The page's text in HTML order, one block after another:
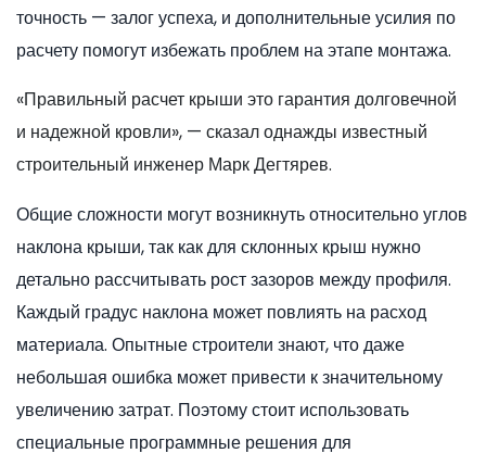
точность — залог успеха, и дополнительные усилия по
расчету помогут избежать проблем на этапе монтажа.
«Правильный расчет крыши это гарантия долговечной
и надежной кровли», — сказал однажды известный
строительный инженер Марк Дегтярев.
Общие сложности могут возникнуть относительно углов
наклона крыши, так как для склонных крыш нужно
детально рассчитывать рост зазоров между профиля.
Каждый градус наклона может повлиять на расход
материала. Опытные строители знают, что даже
небольшая ошибка может привести к значительному
увеличению затрат. Поэтому стоит использовать
специальные программные решения для